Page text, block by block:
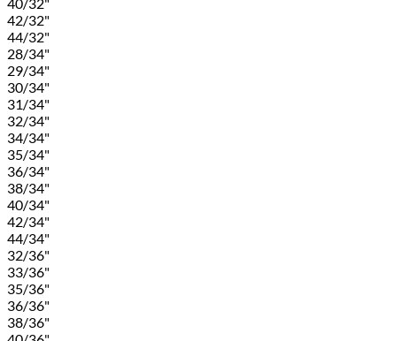
40/32"
42/32"
44/32"
28/34"
29/34"
30/34"
31/34"
32/34"
34/34"
35/34"
36/34"
38/34"
40/34"
42/34"
44/34"
32/36"
33/36"
35/36"
36/36"
38/36"